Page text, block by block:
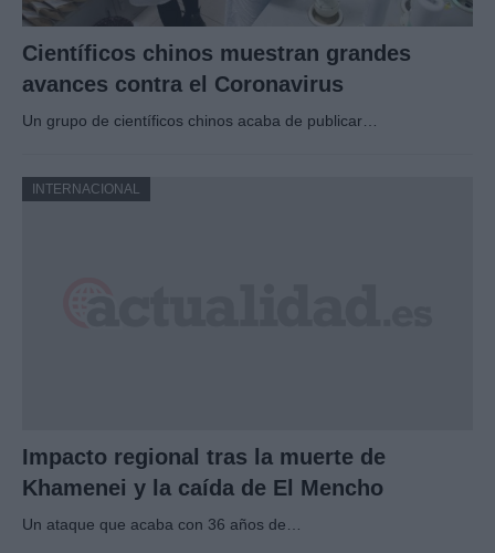
Científicos chinos muestran grandes
avances contra el Coronavirus
Un grupo de científicos chinos acaba de publicar…
INTERNACIONAL
Impacto regional tras la muerte de
Khamenei y la caída de El Mencho
Un ataque que acaba con 36 años de…